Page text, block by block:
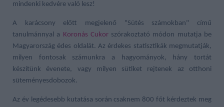
mindenki kedvére való lesz!
A karácsony előtt megjelenő "Sütés számokban" című
tanulmánnyal a Koronás Cukorszórakoztató módon mutatja be
Magyarország édes oldalát. Az érdekes statisztikák megmutatják,
milyen fontosak számunkra a hagyományok, hány tortát
készítünk évenete, vagy milyen sütiket rejtenek az otthoni
süteményesdobozok.
Az év legédesebb kutatása során csaknem 800 főt kérdeztek meg